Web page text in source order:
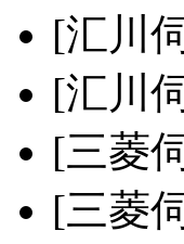
[汇川
[汇川
[三菱
[三菱